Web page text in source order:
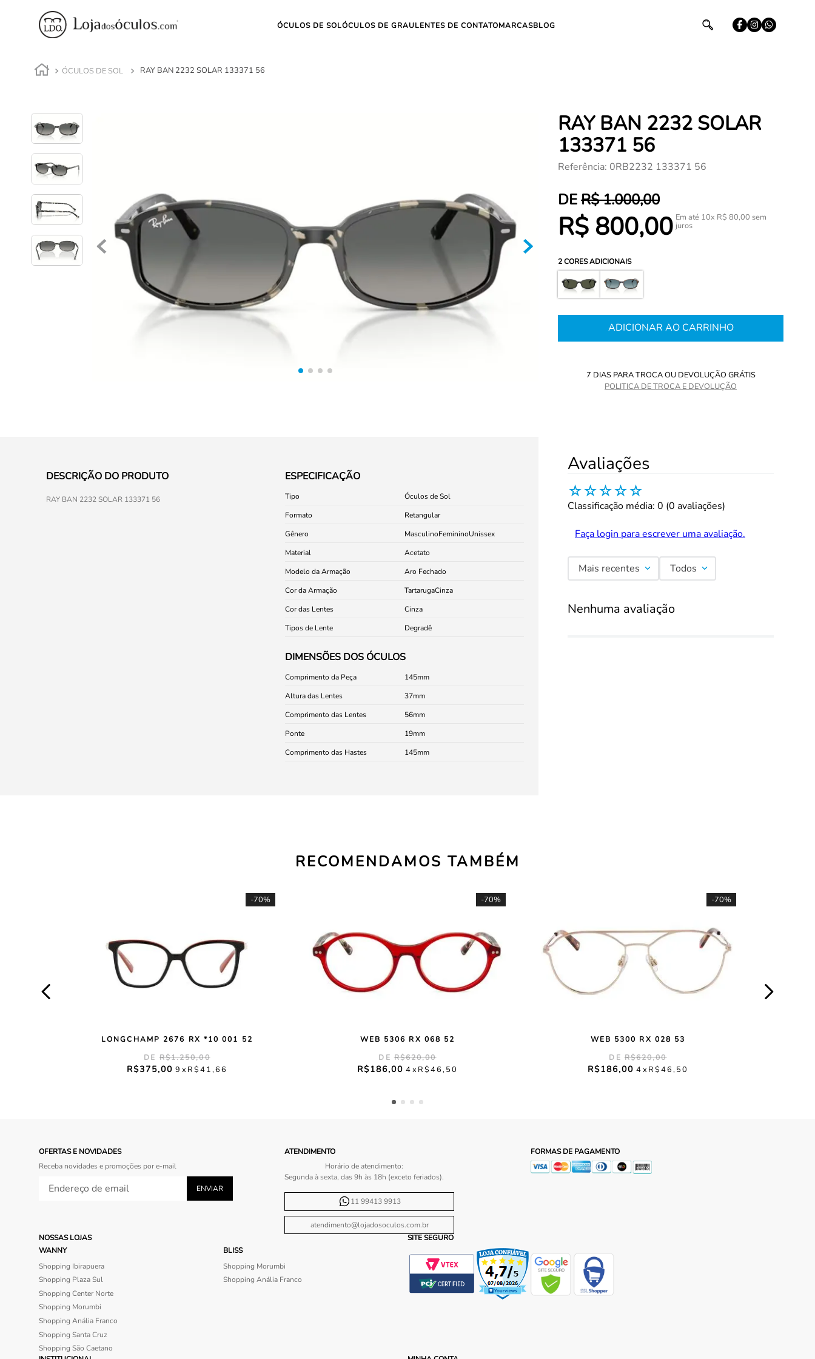
ÓCULOS DE SOLÓCULOS DE GRAULENTES DE CONTATOMARCASBLOG
ÓCULOS DE SOL RAY BAN 2232 SOLAR 133371 56
RAY BAN 2232 SOLAR
133371 56
Referência: 0RB2232 133371 56
R$1.000,00
R$ 800,00 Em até 10x R$ 80,00 sem
juros
2CORES ADICIONAIS
ADICIONAR AO CARRINHO
7 DIAS PARA TROCA OU DEVOLUÇÃO GRÁTIS
POLITICA DE TROCA E DEVOLUÇÃO
DESCRIÇÃO DO PRODUTO
RAY BAN 2232 SOLAR 133371 56
ESPECIFICAÇÃO
Tipo
Óculos de Sol
Formato
Retangular
Gênero
MasculinoFemininoUnissex
Material
Acetato
Modelo da Armação
Aro Fechado
Cor da Armação
TartarugaCinza
Cor das Lentes
Cinza
Tipos de Lente
Degradê
DIMENSÕES DOS ÓCULOS
Comprimento da Peça
145
Altura das Lentes
37
Comprimento das Lentes
56
Ponte
19
Comprimento das Hastes
145
Avaliações
☆☆☆☆☆
Classificação média: 0 (0 avaliações)
Faça login para escrever uma avaliação.
Mais recentes Todos
Nenhuma avaliação
RECOMENDAMOS TAMBÉM
-70%
LONGCHAMP 2676 RX *10 001 52
R$1.250,00
R$375,00 9 R$41,66
-70%
WEB 5306 RX 068 52
R$620,00
R$186,00 4 R$46,50
-70%
WEB 5300 RX 028 53
R$620,00
R$186,00 4 R$46,50
OFERTAS E NOVIDADES
Receba novidades e promoções por e-mail
ATENDIMENTO
Horário de atendimento:
Segunda à sexta, das 9h às 18h (exceto feriados).
11 99413 9913
atendimento@lojadosoculos.com.br
FORMAS DE PAGAMENTO
NOSSAS LOJAS
WANNY
Shopping Ibirapuera
Shopping Plaza Sul
Shopping Center Norte
Shopping Morumbi
Shopping Anália Franco
Shopping Santa Cruz
Shopping São Caetano
BLISS
Shopping Morumbi
Shopping Anália Franco
SITE SEGURO